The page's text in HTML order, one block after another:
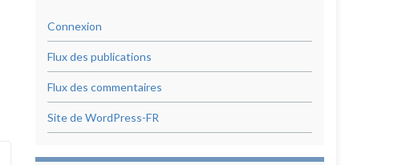
Connexion
Flux des publications
Flux des commentaires
Site de WordPress-FR